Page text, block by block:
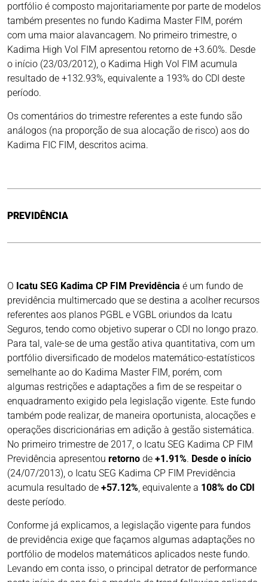
portfólio é composto majoritariamente por parte de modelos
também presentes no fundo Kadima Master FIM, porém
com uma maior alavancagem. No primeiro trimestre, o
Kadima High Vol FIM apresentou retorno de +3.60%. Desde
o início (23/03/2012), o Kadima High Vol FIM acumula
resultado de +132.93%, equivalente a 193% do CDI deste
período.
Os comentários do trimestre referentes a este fundo são
análogos (na proporção de sua alocação de risco) aos do
Kadima FIC FIM, descritos acima.
PREVIDÊNCIA
O Icatu SEG Kadima CP FIM Previdência é um fundo de
previdência multimercado que se destina a acolher recursos
referentes aos planos PGBL e VGBL oriundos da Icatu
Seguros, tendo como objetivo superar o CDI no longo prazo.
Para tal, vale-se de uma gestão ativa quantitativa, com um
portfólio diversificado de modelos matemático-estatísticos
semelhante ao do Kadima Master FIM, porém, com
algumas restrições e adaptações a fim de se respeitar o
enquadramento exigido pela legislação vigente. Este fundo
também pode realizar, de maneira oportunista, alocações e
operações discricionárias em adição à gestão sistemática.
No primeiro trimestre de 2017, o Icatu SEG Kadima CP FIM
Previdência apresentou retorno de +1.91%. Desde o início
(24/07/2013), o Icatu SEG Kadima CP FIM Previdência
acumula resultado de +57.12%, equivalente a 108% do CDI
deste período.
Conforme já explicamos, a legislação vigente para fundos
de previdência exige que façamos algumas adaptações no
portfólio de modelos matemáticos aplicados neste fundo.
Levando em conta isso, o principal detrator de performance